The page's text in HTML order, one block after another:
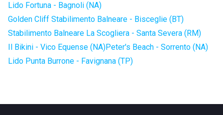
Lido Fortuna - Bagnoli (NA)
Golden Cliff Stabilimento Balneare - Bisceglie (BT)
Stabilimento Balneare La Scogliera - Santa Severa (RM)
Il Bikini - Vico Equense (NA)Peter's Beach - Sorrento (NA)
Lido Punta Burrone - Favignana (TP)